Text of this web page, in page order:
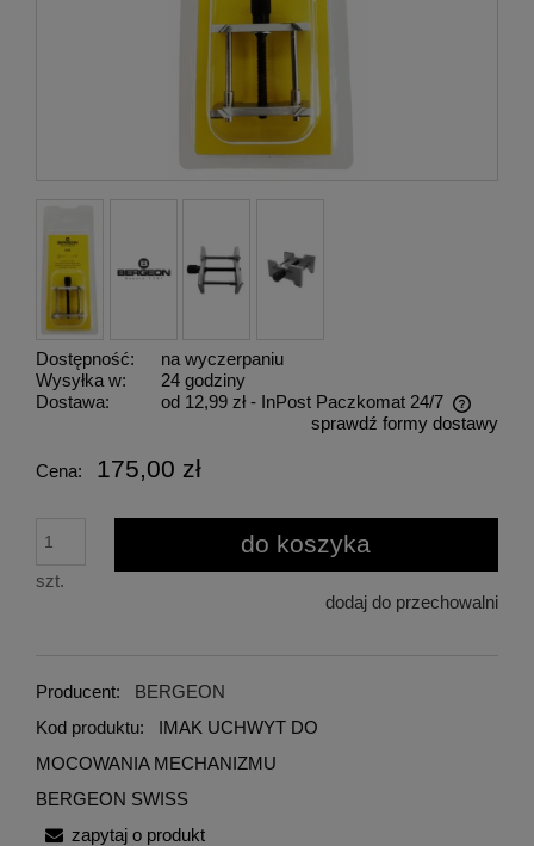
Dostępność:
na wyczerpaniu
Wysyłka w:
24 godziny
Dostawa:
od 12,99 zł - InPost Paczkomat 24/7
Cena nie zawiera ewentualnych kosztów płatnościsprawdź formy dostawy
Cena: 175,00 zł
szt.
do koszyka
dodaj do przechowalni
Producent:
BERGEON
Kod produktu:
IMAK UCHWYT DO
MOCOWANIA MECHANIZMU
BERGEON SWISS
zapytaj o produkt